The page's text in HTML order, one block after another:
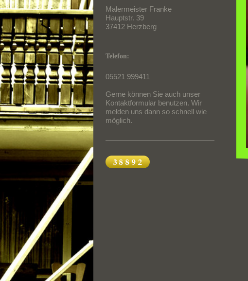
Malermeister Franke
Hauptstr. 39
37412 Herzberg
Telefon:
05521 999411
Gerne können Sie auch unser
Kontaktformular benutzen. Wir
melden uns dann so schnell wie
möglich.